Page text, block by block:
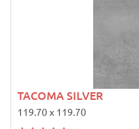
TACOMA SILVER
119.70 x 119.70